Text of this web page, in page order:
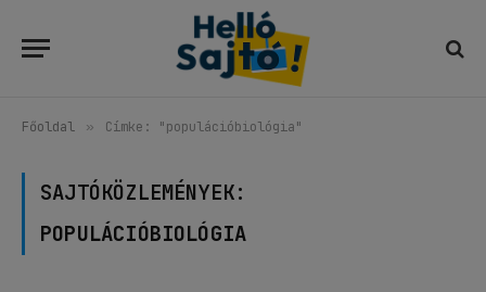
Főoldal » Címke: "populációbiológia"
SAJTÓKÖZLEMÉNYEK:
POPULÁCIÓBIOLÓGIA